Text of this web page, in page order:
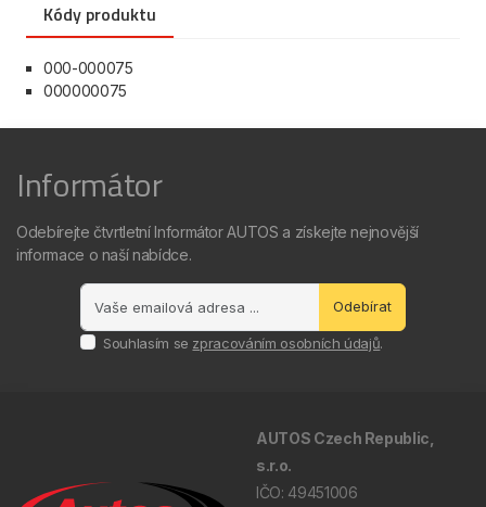
Kódy produktu
000-000075
000000075
Informátor
Odebírejte čtvrtletní Informátor AUTOS a získejte nejnovější
informace o naší nabídce.
Odebírat
Souhlasím se zpracováním osobních údajů.
AUTOS Czech Republic,
s.r.o.
IČO: 49451006